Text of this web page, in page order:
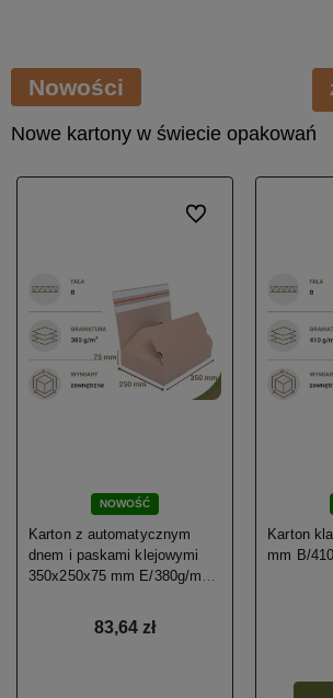
Nowości
Nowe kartony w świecie opakowań
NOWOŚĆ
Karton z automatycznym
dnem i paskami klejowymi
350x250x75 mm E/380g/m2
83,64 zł
Do ulubionych
Karton
mm B/